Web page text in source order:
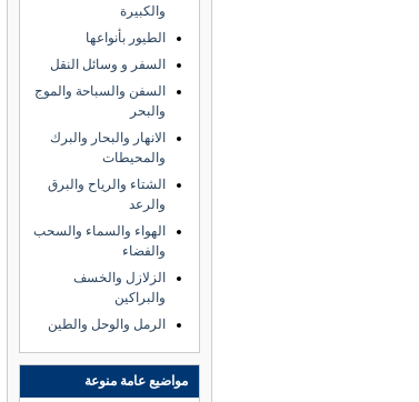
والكبيرة
الطيور بأنواعها
السفر و وسائل النقل
السفن والسباحة والموج
والبحر
الانهار والبحار والبرك
والمحيطات
الشتاء والرياح والبرق
والرعد
الهواء والسماء والسحب
والفضاء
الزلازل والخسف
والبراكين
الرمل والوحل والطين
مواضيع عامة منوعة